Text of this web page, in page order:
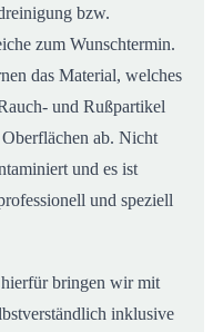
bzw.
zum Wunschtermin.
das Material, welches
und Rußpartikel
ab. Nicht
und es ist
und speziell
bringen wir mit
inklusive